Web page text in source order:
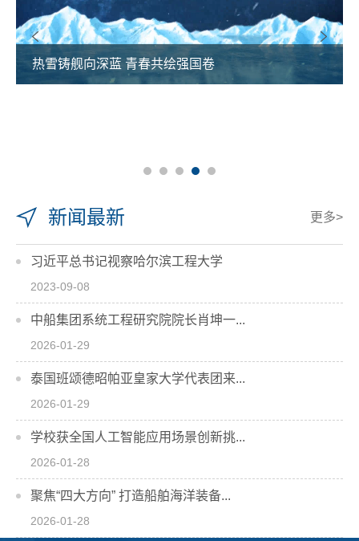
热雪铸舰向深蓝 青春共绘强国卷
新闻最新 更多>
习近平总书记视察哈尔滨工程大学
2023-09-08
中船集团系统工程研究院院长肖坤一...
2026-01-29
泰国班颂德昭帕亚皇家大学代表团来...
2026-01-29
学校获全国人工智能应用场景创新挑...
2026-01-28
聚焦“四大方向” 打造船舶海洋装备...
2026-01-28